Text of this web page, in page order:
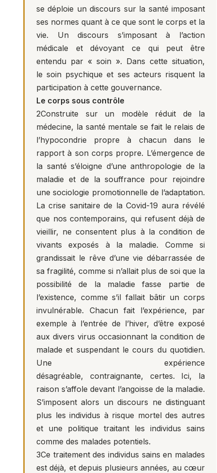
se déploie un discours sur la santé imposant
ses normes quant à ce que sont le corps et la
vie. Un discours s’imposant à l’action
médicale et dévoyant ce qui peut être
entendu par « soin ». Dans cette situation,
le soin psychique et ses acteurs risquent la
participation à cette gouvernance.
Le corps sous contrôle
2Construite sur un modèle réduit de la
médecine, la santé mentale se fait le relais de
l’hypocondrie propre à chacun dans le
rapport à son corps propre. L’émergence de
la santé s’éloigne d’une anthropologie de la
maladie et de la souffrance pour rejoindre
une sociologie promotionnelle de l’adaptation.
La crise sanitaire de la Covid-19 aura révélé
que nos contemporains, qui refusent déjà de
vieillir, ne consentent plus à la condition de
vivants exposés à la maladie. Comme si
grandissait le rêve d’une vie débarrassée de
sa fragilité, comme si n’allait plus de soi que la
possibilité de la maladie fasse partie de
l’existence, comme s’il fallait bâtir un corps
invulnérable. Chacun fait l’expérience, par
exemple à l’entrée de l’hiver, d’être exposé
aux divers virus occasionnant la condition de
malade et suspendant le cours du quotidien.
Une expérience
désagréable, contraignante, certes. Ici, la
raison s’affole devant l’angoisse de la maladie.
S’imposent alors un discours ne distinguant
plus les individus à risque mortel des autres
et une politique traitant les individus sains
comme des malades potentiels.
3Ce traitement des individus sains en malades
est déjà, et depuis plusieurs années, au cœur